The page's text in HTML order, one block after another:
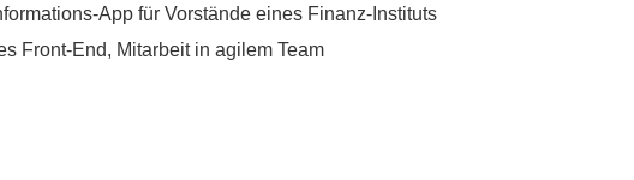
App für Vorstände eines Finanz-Instituts
Front-End, Mitarbeit in agilem Team